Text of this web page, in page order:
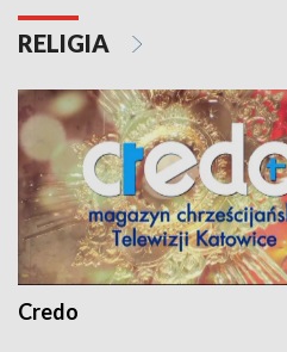
RELIGIA
Credo